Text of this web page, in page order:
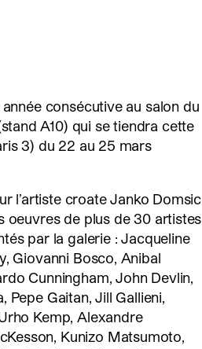
consécutive au salon du
A10) qui se tiendra cette
3) du 22 au 25 mars
l’artiste croate Janko Domsic
oeuvres de plus de 30 artistes
par la galerie : Jacqueline
Giovanni Bosco, Anibal
Cunningham, John Devlin,
Gaitan, Jill Gallieni,
Kemp, Alexandre
Kunizo Matsumoto,